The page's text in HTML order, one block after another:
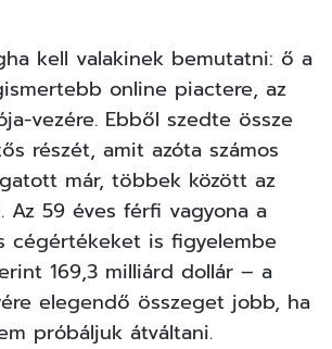
kell valakinek bemutatni: ő a
online piactere, az
vezére. Ebből szedte össze
részét, amit azóta számos
már, többek között az
Az 59 éves férfi vagyona a
cégértékeket is figyelembe
169,3 milliárd dollár – a
elegendő összeget jobb, ha
próbáljuk átváltani.